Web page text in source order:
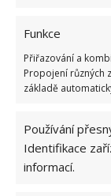
Funkce
Přiřazování a
Propojení různých
základě
Používání
Identifikace
informací.
Přidejte svůj
KOMENTOVAT